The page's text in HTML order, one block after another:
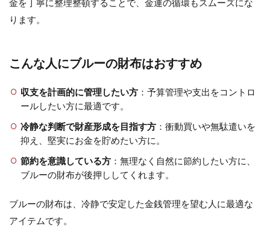
金を丁寧に整理整頓することで、金運の循環もスムーズにな
ります。
こんな人にブルーの財布はおすすめ
収支を計画的に管理したい方：予算管理や支出をコントロ
ールしたい方に最適です。
冷静な判断で財産形成を目指す方：衝動買いや無駄遣いを
抑え、堅実にお金を貯めたい方に。
節約を意識している方：無理なく自然に節約したい方に、
ブルーの財布が後押ししてくれます。
ブルーの財布は、冷静で安定した金銭管理を望む人に最適な
アイテムです。